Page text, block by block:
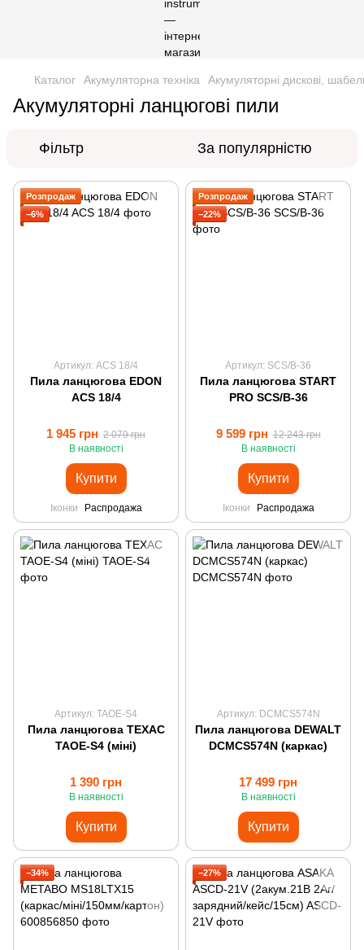
Каталог Акумуляторна техніка Акумуляторні дискові,
Акумуляторні ланцюгові пили
Фільтр За популярністю
Розпродаж
−6%
Артикул: ACS 18/4
Пила ланцюгова EDON
ACS 18/4
1 945 грн 2 079 грн
В наявності
Купити
Іконки Распродажа
Розпродаж
−22%
Артикул: SCS/B-36
Пила ланцюгова START
PRO SCS/B-36
9 599 грн 12 243 грн
В наявності
Купити
Іконки Распродажа
Артикул: TAOE-S4
Пила ланцюгова ТЕХАС
TAOE-S4 (міні)
1 390 грн
В наявності
Купити
Артикул: DCMCS574N
Пила ланцюгова DEWALT
DCMCS574N (каркас)
17 499 грн
В наявності
Купити
−34% −27%